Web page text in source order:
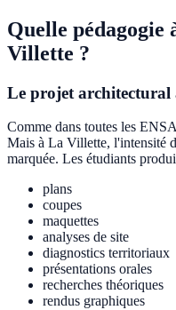
Quelle
Villette ?
Le projet
Comme dans toutes les
Mais à La Villette, l'intensité
marquée. Les étudiants
plans
coupes
maquettes
analyses de site
diagnostics territoriaux
présentations orales
recherches théoriques
rendus graphiques